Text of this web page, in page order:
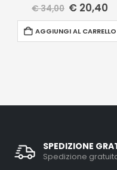
€34,00 € 20,40
AGGIUNGI AL CARRELLO
SPEDIZIONE
Spedizione